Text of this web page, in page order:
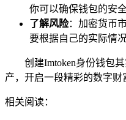
你可以确保钱包的安
了解风险：加密货币
要根据自己的实际情
创建Imtoken身份钱包
产，开启一段精彩的数字财
相关阅读：